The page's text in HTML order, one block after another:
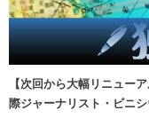
【次回から大幅リニュー
際ジャーナリスト・ビニ